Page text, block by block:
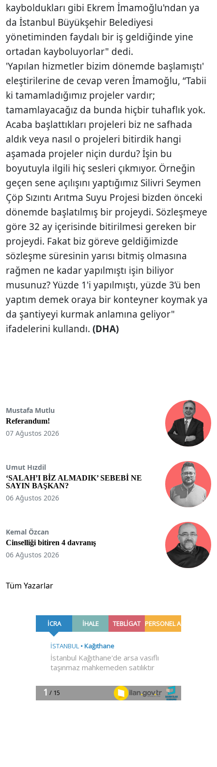
kayboldukları gibi Ekrem İmamoğlu'ndan ya
da İstanbul Büyükşehir Belediyesi
yönetiminden faydalı bir iş geldiğinde yine
ortadan kayboluyorlar" dedi.
'Yapılan hizmetler bizim dönemde başlamıştı'
eleştirilerine de cevap veren İmamoğlu, “Tabii
ki tamamladığımız projeler vardır;
tamamlayacağız da bunda hiçbir tuhaflık yok.
Acaba başlattıkları projeleri biz ne safhada
aldık veya nasıl o projeleri bitirdik hangi
aşamada projeler niçin durdu? İşin bu
boyutuyla ilgili hiç sesleri çıkmıyor. Örneğin
geçen sene açılışını yaptığımız Silivri Seymen
Çöp Sızıntı Arıtma Suyu Projesi bizden önceki
dönemde başlatılmış bir projeydi. Sözleşmeye
göre 32 ay içerisinde bitirilmesi gereken bir
projeydi. Fakat biz göreve geldiğimizde
sözleşme süresinin yarısı bitmiş olmasına
rağmen ne kadar yapılmıştı işin biliyor
musunuz? Yüzde 1'i yapılmıştı, yüzde 3’ü ben
yaptım demek oraya bir konteyner koymak ya
da şantiyeyi kurmak anlamına geliyor"
ifadelerini kullandı. (DHA)
Mustafa Mutlu
Referandum!
07 Ağustos 2026
Umut Hızdil
‘SALAH’I BİZ ALMADIK’ SEBEBİ NE
SAYIN BAŞKAN?
06 Ağustos 2026
Kemal Özcan
Cinselliği bitiren 4 davranış
06 Ağustos 2026
Tüm Yazarlar